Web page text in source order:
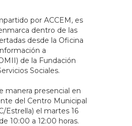
por ACCEM, es
dentro de las
desde la Oficina
a
de la Fundación
Sociales.
manera presencial en
del Centro Municipal
Estrella) el martes 16
10:00 a 12:00 horas.